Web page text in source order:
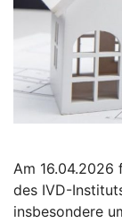
Am 16.04.2026
des IVD-
insbesondere